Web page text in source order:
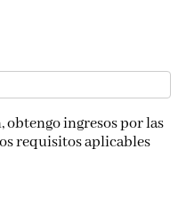
obtengo ingresos por las
requisitos aplicables